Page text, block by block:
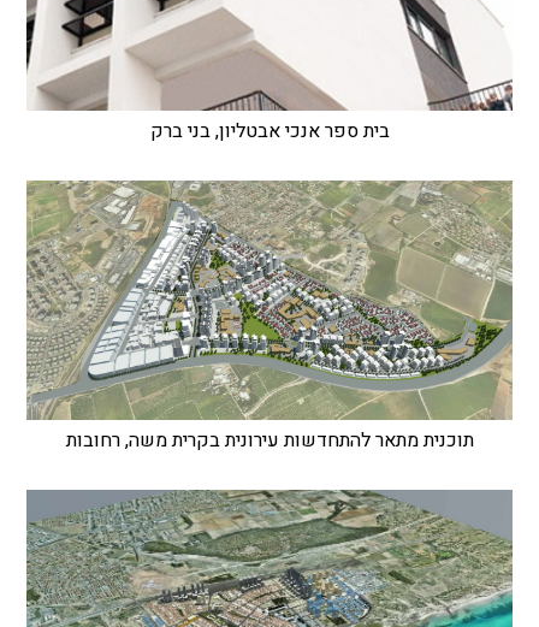
בית ספר אנכי אבטליון, בני ברק
תוכנית מתאר להתחדשות עירונית בקרית משה, רחובות